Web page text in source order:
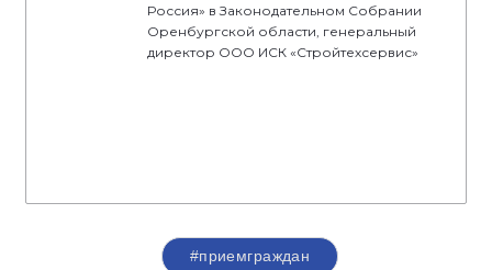
Россия» в Законодательном Собрании
Оренбургской области, генеральный
директор ООО ИСК «Стройтехсервис»
#приемграждан